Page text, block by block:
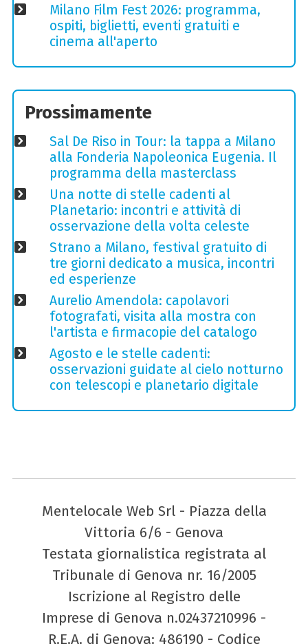
Milano Film Fest 2026: programma,
ospiti, biglietti, eventi gratuiti e
cinema all'aperto
Prossimamente
Sal De Riso in Tour: la tappa a Milano
alla Fonderia Napoleonica Eugenia. Il
programma della masterclass
Una notte di stelle cadenti al
Planetario: incontri e attività di
osservazione della volta celeste
Strano a Milano, festival gratuito di
tre giorni dedicato a musica, incontri
ed esperienze
Aurelio Amendola: capolavori
fotografati, visita alla mostra con
l'artista e firmacopie del catalogo
Agosto e le stelle cadenti:
osservazioni guidate al cielo notturno
con telescopi e planetario digitale
Mentelocale Web Srl - Piazza della
Vittoria 6/6 - Genova
Testata giornalistica registrata al
Tribunale di Genova nr. 16/2005
Iscrizione al Registro delle
Imprese di Genova n.02437210996 -
R.E.A. di Genova: 486190 - Codice